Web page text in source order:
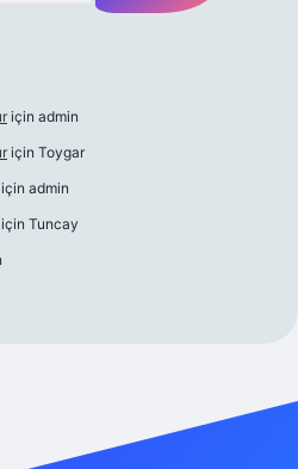
için admin
için Toygar
için admin
için Tuncay